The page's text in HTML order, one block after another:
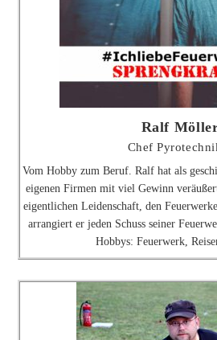
Ralf
Chef
Vom Hobby zum Beruf. Ralf hat als
eigenen Firmen mit viel Gewinn
eigentlichen Leidenschaft, den
arrangiert er jeden Schuss seiner
Hobbys: Feuerwerk,